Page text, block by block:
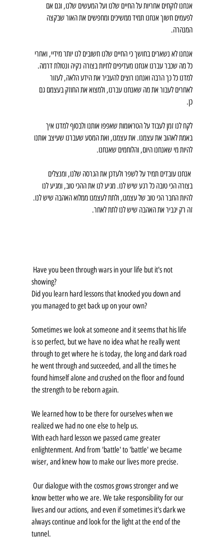
אנחנו לוקחים אחריות על החיים שלנו ועל המעשים שלנו, וגם אם
לפעמים חשוך אנחנו תמיד ממשיכים ומחפשים את האור שבקצה
המנהרה.
אנחנו לא נשארים בחושך כי החיים שלנו חשובים לנו יותר מידיי, ואחרי
כל מה שכבר עברנו אנחנו מעדיפים לחיות בצורה נקיה ונטולת דרמה.
למדנו כל כך הרבה ואנחנו רוצים להעביר את הידע הלאה, לעזור
לאחרים לעבור את מה שאנחנו עברנו, ולמצוא את החוזק בעצמם גם
כן.
לקח לנו זמן לעבוד על הטראומות שאפפו אותנו ולבסוף למדנו איך
באמת לאהוב את עצמנו. את עצמנו, ואת המסע שעברנו שעיצב אותנו
להיות מי שאנחנו היום, והלוחמים שאנחנו.
אנחנו עובדים תמיד על לשפר ולעדכן את הגרסה שלנו, ומנצלים
בצורה הכי טובה כל רגע שיש לנו. מגיע לנו את ההכי טוב, ומגיע לנו
להיות החבר הכי טוב של עצמנו, ולתת לעצמנו ממלוא האהבה שיש לנו.
זה רק יגביר את האהבה שיש לנו לתת לאחר.
showing?
Did you learn hard lessons that knocked you down and
you managed to get back up on your own?
Sometimes we look at someone and it seems that his life
is so perfect, but we have no idea what he really went
through to get where he is today, the long and dark road
he went through and succeeded, and all the times he
found himself alone and crushed on the floor and found
the strength to be reborn again.
We learned how to be there for ourselves when we
realized we had no one else to help us.
With each hard lesson we passed came greater
enlightenment. And from 'battle' to 'battle' we became
wiser, and knew how to make our lives more precise.
know better who we are. We take responsibility for our
lives and our actions, and even if sometimes it's dark we
always continue and look for the light at the end of the
tunnel.